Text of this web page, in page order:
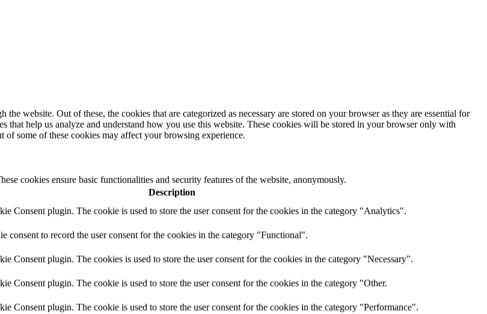
website. Out of these, the cookies that are categorized as necessary are stored on your browser as they are essential for
help us analyze and understand how you use this website. These cookies will be stored in your browser only with
some of these cookies may affect your browsing experience.
cookies ensure basic functionalities and security features of the website, anonymously.
Description
Consent plugin. The cookie is used to store the user consent for the cookies in the category "Analytics".
consent to record the user consent for the cookies in the category "Functional".
Consent plugin. The cookies is used to store the user consent for the cookies in the category "Necessary".
Consent plugin. The cookie is used to store the user consent for the cookies in the category "Other.
Consent plugin. The cookie is used to store the user consent for the cookies in the category "Performance".